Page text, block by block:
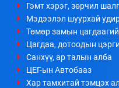
Гэмт хэрэг, зөрчил
Мэдээлэл шуурхай
Төмөр замын
Цагдаа, дотоодын
Санхүү, ар талын алба
ЦЕГ-ын Автобааз
Хар тамхитай тэмцэх